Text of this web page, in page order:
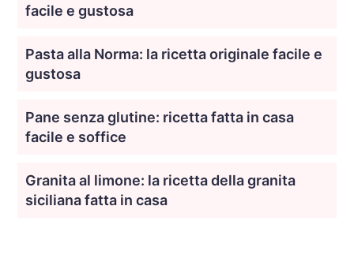
facile e gustosa
Pasta alla Norma: la ricetta originale facile e
gustosa
Pane senza glutine: ricetta fatta in casa
facile e soffice
Granita al limone: la ricetta della granita
siciliana fatta in casa